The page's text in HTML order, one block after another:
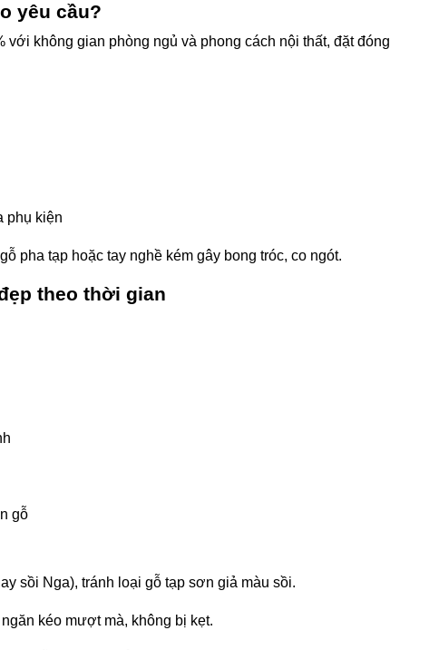
yêu cầu?
không gian phòng ngủ và phong cách nội thất, đặt đóng
phụ kiện
pha tạp hoặc tay nghề kém gây bong tróc, co ngót.
theo thời gian
gỗ
sồi Nga), tránh loại gỗ tạp sơn giả màu sồi.
kéo mượt mà, không bị kẹt.